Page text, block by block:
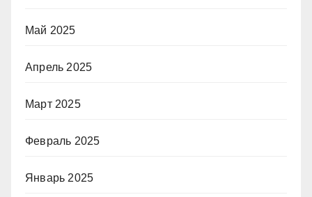
Май 2025
Апрель 2025
Март 2025
Февраль 2025
Январь 2025